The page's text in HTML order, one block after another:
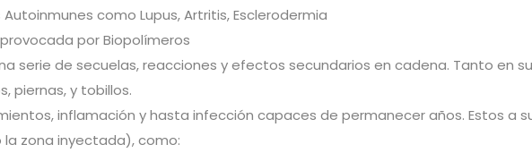
como Lupus, Artritis, Esclerodermia
por Biopolímeros
serie de secuelas, reacciones y efectos secundarios en cadena. Tanto en
piernas, y tobillos.
inflamación y hasta infección capaces de permanecer años. Estos a
zona inyectada), como: